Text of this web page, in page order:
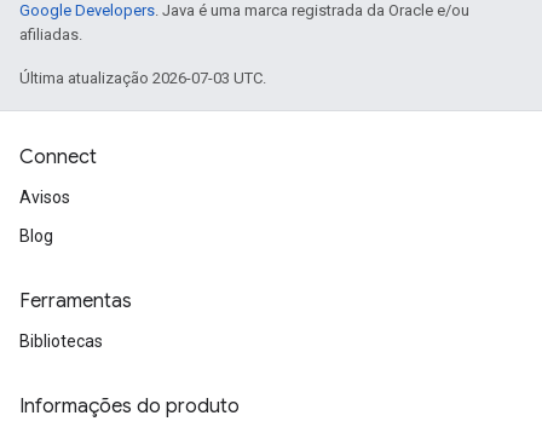
Google Developers. Java é uma marca registrada da Oracle e/ou
afiliadas.
Última atualização 2026-07-03 UTC.
Connect
Avisos
Blog
Ferramentas
Bibliotecas
Informações do produto